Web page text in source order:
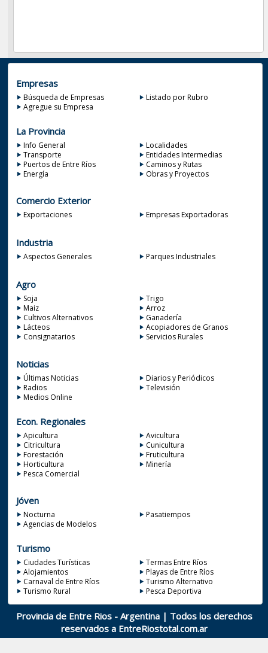
Empresas
Búsqueda de Empresas
Listado por Rubro
Agregue su Empresa
La Provincia
Info General
Localidades
Transporte
Entidades Intermedias
Puertos de Entre Ríos
Caminos y Rutas
Energía
Obras y Proyectos
Comercio Exterior
Exportaciones Empresas Exportadoras
Industria
Aspectos Generales Parques Industriales
Agro
Soja
Trigo
Maiz
Arroz
Cultivos Alternativos
Ganadería
Lácteos
Acopiadores de Granos
Consignatarios
Servicios Rurales
Noticias
Últimas Noticias
Diarios y Periódicos
Radios
Televisión
Medios Online
Econ. Regionales
Apicultura
Avicultura
Citricultura
Cunicultura
Forestación
Fruticultura
Horticultura
Minería
Pesca Comercial
Jóven
Nocturna
Pasatiempos
Agencias de Modelos
Turismo
Ciudades Turísticas
Termas Entre Ríos
Alojamientos
Playas de Entre Ríos
Carnaval de Entre Ríos
Turismo Alternativo
Turismo Rural
Pesca Deportiva
Provincia de Entre Rios - Argentina | Todos los derechos
reservados a EntreRiostotal.com.ar